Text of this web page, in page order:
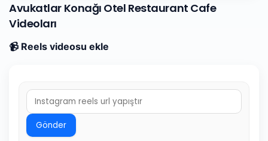
Avukatlar Konağı Otel Restaurant Cafe
Videoları
📹 Reels videosu ekle
Gönder